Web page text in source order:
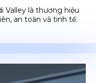
Valley là thương hiệu
an toàn và tinh tế.